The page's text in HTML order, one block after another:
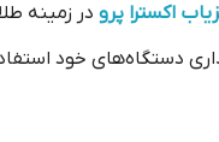
اکسترا پرو در زمینه
دستگاه‌های خود